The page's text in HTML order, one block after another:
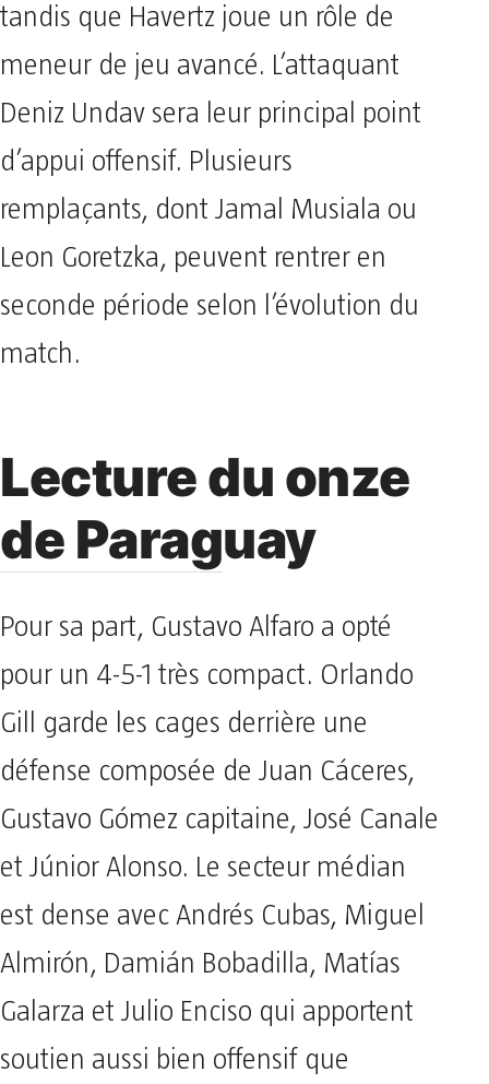
tandis que Havertz joue un rôle de
meneur de jeu avancé. L’attaquant
Deniz Undav sera leur principal point
d’appui offensif. Plusieurs
remplaçants, dont Jamal Musiala ou
Leon Goretzka, peuvent rentrer en
seconde période selon l’évolution du
match.
Lecture du onze
de Paraguay
Pour sa part, Gustavo Alfaro a opté
pour un 4-5-1 très compact. Orlando
Gill garde les cages derrière une
défense composée de Juan Cáceres,
Gustavo Gómez capitaine, José Canale
et Júnior Alonso. Le secteur médian
est dense avec Andrés Cubas, Miguel
Almirón, Damián Bobadilla, Matías
Galarza et Julio Enciso qui apportent
soutien aussi bien offensif que